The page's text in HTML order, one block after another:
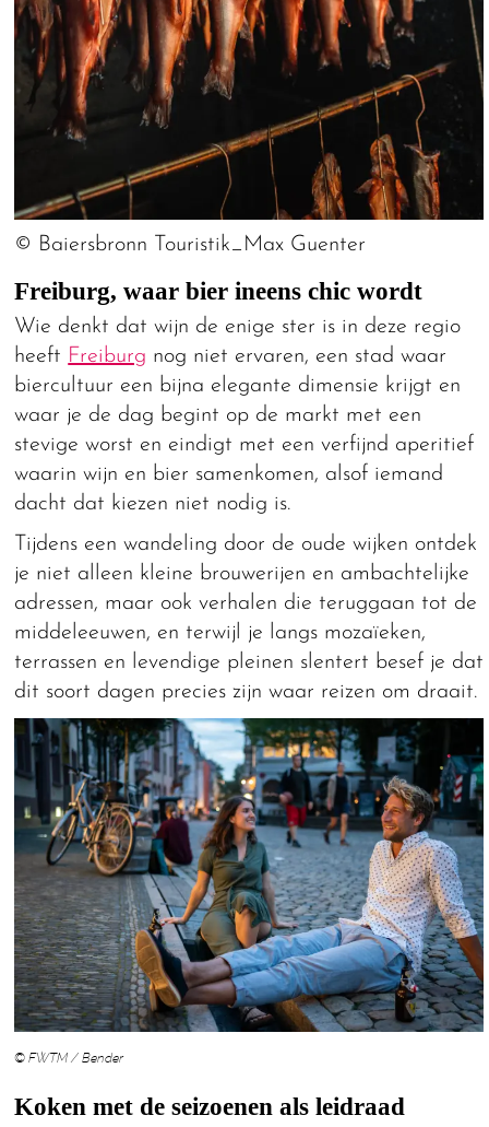
© Baiersbronn Touristik_Max Guenter
Freiburg, waar bier ineens chic wordt
Wie denkt dat wijn de enige ster is in deze regio
heeft Freiburg nog niet ervaren, een stad waar
biercultuur een bijna elegante dimensie krijgt en
waar je de dag begint op de markt met een
stevige worst en eindigt met een verfijnd aperitief
waarin wijn en bier samenkomen, alsof iemand
dacht dat kiezen niet nodig is.
Tijdens een wandeling door de oude wijken ontdek
je niet alleen kleine brouwerijen en ambachtelijke
adressen, maar ook verhalen die teruggaan tot de
middeleeuwen, en terwijl je langs mozaïeken,
terrassen en levendige pleinen slentert besef je dat
dit soort dagen precies zijn waar reizen om draait.
© FWTM / Bender
Koken met de seizoenen als leidraad